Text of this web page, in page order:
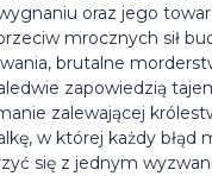
oraz jego
mrocznych sił
brutalne
zapowiedzią
zalewającej
w której każdy błąd
się z jednym